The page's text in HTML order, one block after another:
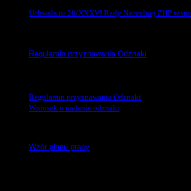
Uchwała nr 28/XXXVI Rady Naczelnej ZHP w
Regulamin przyznawania Odznaki
Regulamin przyznawania Odznaki
Wniosek o nadanie odznaki
Wzór planu pracy